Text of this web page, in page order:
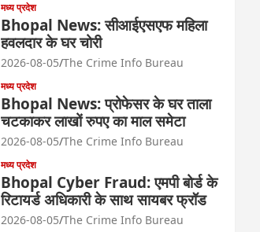
मध्य प्रदेश
Bhopal News: सीआईएसएफ महिला
हवलदार के घर चोरी
2026-08-05 The Crime Info Bureau
मध्य प्रदेश
Bhopal News: प्रोफेसर के घर ताला
चटकाकर लाखों रुपए का माल समेटा
2026-08-05 The Crime Info Bureau
मध्य प्रदेश
Bhopal Cyber Fraud: एमपी बोर्ड के
रिटायर्ड अधिकारी के साथ सायबर फ्रॉड
2026-08-05 The Crime Info Bureau